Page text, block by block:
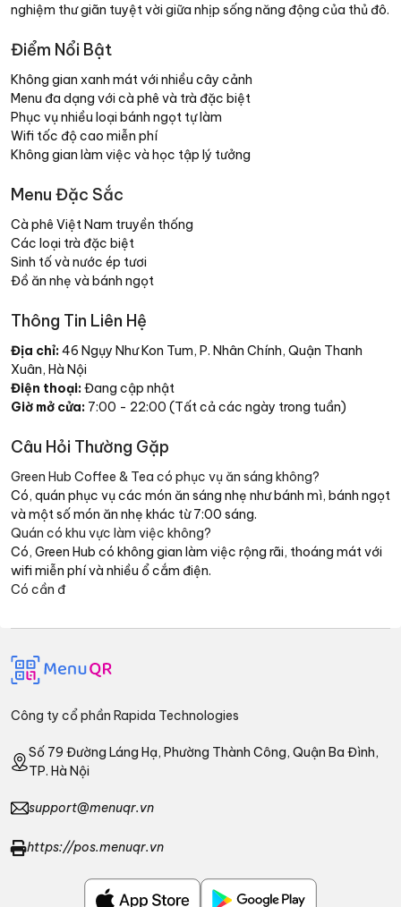
nghiệm thư giãn tuyệt vời giữa nhịp sống năng động của thủ đô.
Điểm Nổi Bật
Không gian xanh mát với nhiều cây cảnh
Menu đa dạng với cà phê và trà đặc biệt
Phục vụ nhiều loại bánh ngọt tự làm
Wifi tốc độ cao miễn phí
Không gian làm việc và học tập lý tưởng
Menu Đặc Sắc
Cà phê Việt Nam truyền thống
Các loại trà đặc biệt
Sinh tố và nước ép tươi
Đồ ăn nhẹ và bánh ngọt
Thông Tin Liên Hệ
Địa chỉ:46 Ngụy Như Kon Tum, P. Nhân Chính, Quận Thanh
Xuân, Hà Nội
Điện thoại:Đang cập nhật
Giờ mở cửa: 7:00 - 22:00 (Tất cả các ngày trong tuần)
Câu Hỏi Thường Gặp
Green Hub Coffee & Tea có phục vụ ăn sáng không?
Có, quán phục vụ các món ăn sáng nhẹ như bánh mì, bánh ngọt
và một số món ăn nhẹ khác từ 7:00 sáng.
Quán có khu vực làm việc không?
Có, Green Hub có không gian làm việc rộng rãi, thoáng mát với
wifi miễn phí và nhiều ổ cắm điện.
Có cần đ
Công ty cổ phần Rapida Technologies
Số 79 Đường Láng Hạ, Phường Thành Công, Quận Ba Đình,
TP. Hà Nội
support@menuqr.vn
https://pos.menuqr.vn